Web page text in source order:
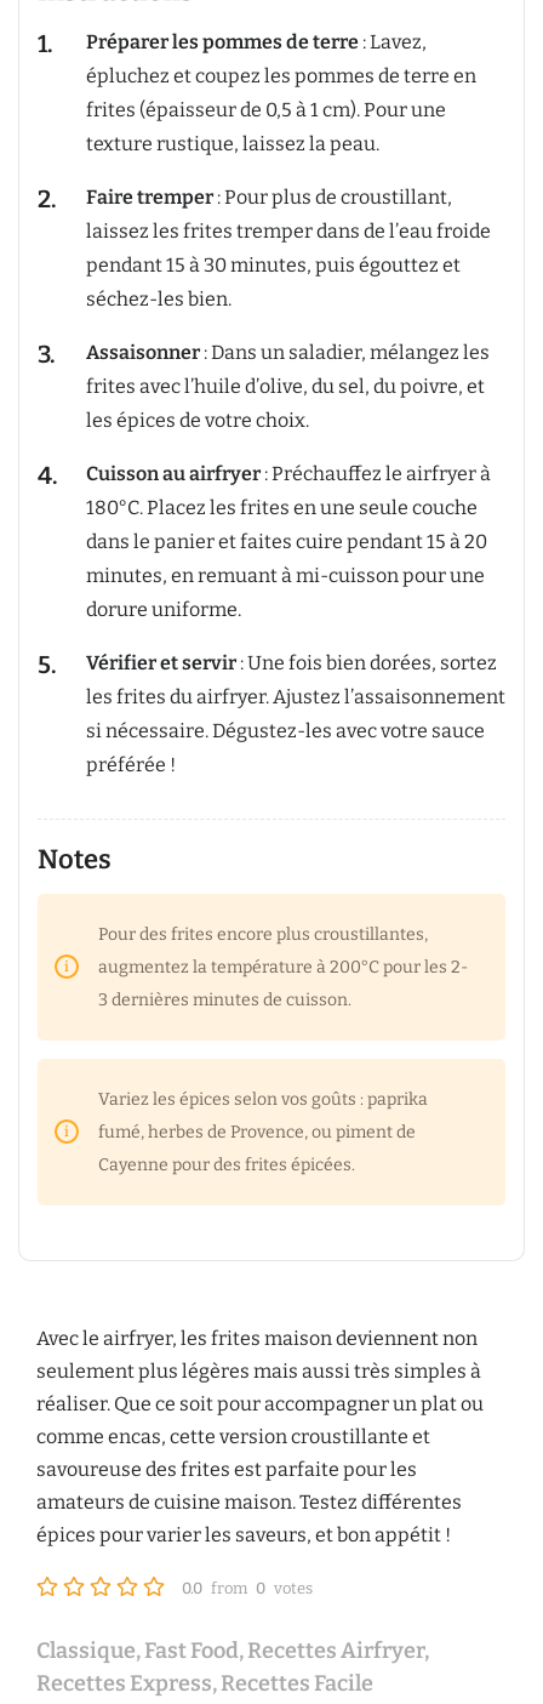
Préparer les pommes de terre : Lavez,
épluchez et coupez les pommes de terre en
frites (épaisseur de 0,5 à 1 cm). Pour une
texture rustique, laissez la peau.
Faire tremper : Pour plus de croustillant,
laissez les frites tremper dans de l’eau froide
pendant 15 à 30 minutes, puis égouttez et
séchez-les bien.
Assaisonner : Dans un saladier, mélangez les
frites avec l’huile d’olive, du sel, du poivre, et
les épices de votre choix.
Cuisson au airfryer : Préchauffez le airfryer à
180°C. Placez les frites en une seule couche
dans le panier et faites cuire pendant 15 à 20
minutes, en remuant à mi-cuisson pour une
dorure uniforme.
Vérifier et servir : Une fois bien dorées, sortez
les frites du airfryer. Ajustez l’assaisonnement
si nécessaire. Dégustez-les avec votre sauce
préférée !
Notes
Pour des frites encore plus croustillantes,
augmentez la température à 200°C pour les 2-
3 dernières minutes de cuisson.
Variez les épices selon vos goûts : paprika
fumé, herbes de Provence, ou piment de
Cayenne pour des frites épicées.
Avec le airfryer, les frites maison deviennent non
seulement plus légères mais aussi très simples à
réaliser. Que ce soit pour accompagner un plat ou
comme encas, cette version croustillante et
savoureuse des frites est parfaite pour les
amateurs de cuisine maison. Testez différentes
épices pour varier les saveurs, et bon appétit !
0.0 from 0 votes
Classique,Fast Food,Recettes Airfryer,
Recettes Express,Recettes Facile